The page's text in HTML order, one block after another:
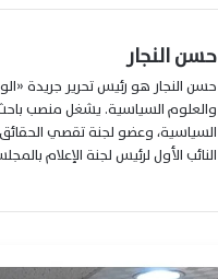
حسن النجار
حسن النجار هو رئيس تحرير جريدة
والعلوم السياسية. يشغل منصب
السياسية، وعضو لجنة تقصي
النائب الأول لرئيس لجنة الإعلام